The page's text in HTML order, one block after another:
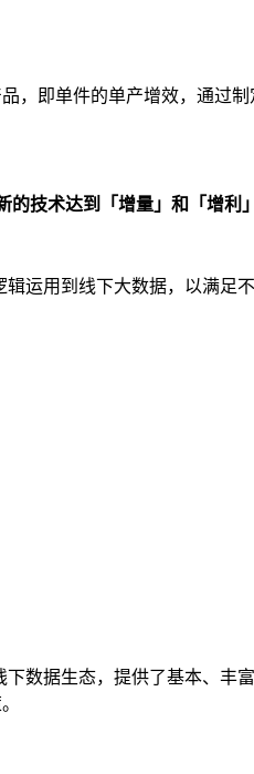
即单件的单产增效，通过
的技术达到「增量」和「增利
运用到线下大数据，以满足
数据生态，提供了基本、丰